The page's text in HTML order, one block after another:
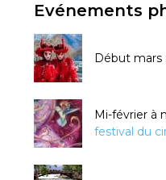
Evénements
Début mars :
Mi-février à
festival du